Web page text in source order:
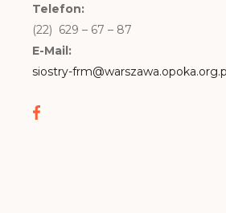
Telefon:
(22) 629 – 67 – 87
E-Mail:
siostry-